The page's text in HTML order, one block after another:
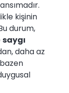
kişinin
durum,
saygı
daha az